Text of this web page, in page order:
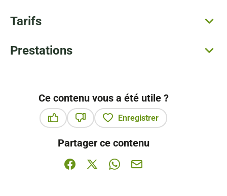
Tarifs
Prestations
Ce contenu vous a été utile ?
Enregistrer
Partager ce contenu
Partager sur Facebook (nouvelle fenêtre)
Partager sur X / Twitter (nouvelle
Partager sur WhatsApp
Partager par mail